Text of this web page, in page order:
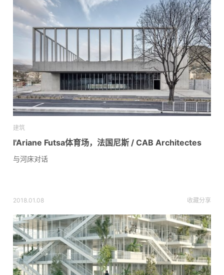
建筑
l'Ariane Futsa体育场，法国尼斯 / CAB Architectes
与河床对话
2018.01.08 收藏分享